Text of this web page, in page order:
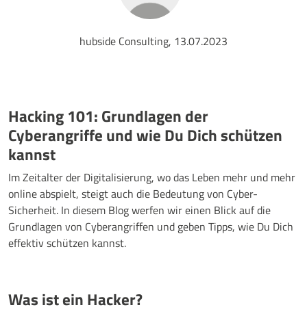
hubside Consulting, 13.07.2023
Hacking 101: Grundlagen der
Cyberangriffe und wie Du Dich schützen
kannst
Im Zeitalter der Digitalisierung, wo das Leben mehr und mehr
online abspielt, steigt auch die Bedeutung von Cyber-
Sicherheit. In diesem Blog werfen wir einen Blick auf die
Grundlagen von Cyberangriffen und geben Tipps, wie Du Dich
effektiv schützen kannst.
Was ist ein Hacker?